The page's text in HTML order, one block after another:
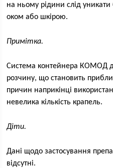
на ньому рідини слід уникати
оком або шкірою.
Примітка.
Система контейнера КОМОД
розчину, що становить
причин наприкінці
невелика кількість крапель.
Діти.
Дані щодо застосування
відсутні.